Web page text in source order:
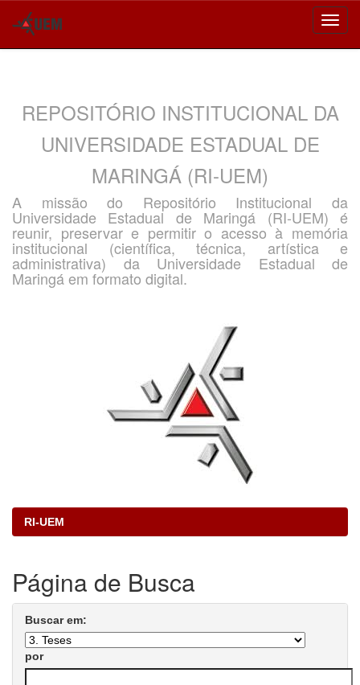
REPOSITÓRIO INSTITUCIONAL DA
UNIVERSIDADE ESTADUAL DE
MARINGÁ (RI-UEM)
A missão do Repositório Institucional da
Universidade Estadual de Maringá (RI-UEM) é
reunir, preservar e permitir o acesso à memória
institucional (científica, técnica, artística e
administrativa) da Universidade Estadual de
Maringá em formato digital.
RI-UEM
Página de Busca
Buscar em:
por